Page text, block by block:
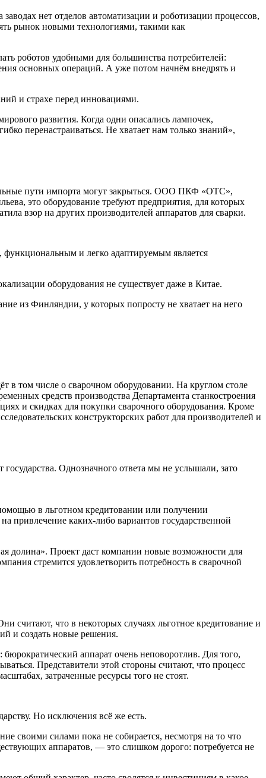
нет отделов автоматизации и роботизации процессов,
рынок новыми технологиями, такими как
роботов удобными для большинства потребителей:
основных операций. А уже потом начнём внедрять и
и страхе перед инновациями.
развития. Когда одни опасались лампочек,
перенастраиваться. Не хватает нам только знаний»,
пути импорта могут закрыться. ООО ПКФ «ОТС»,
это оборудование требуют предприятия, для которых
взор на других производителей аппаратов для сварки.
и легко адаптируемым является
оборудования не существует даже в Китае.
из Финляндии, у которых попросту не хватает на него
в том числе о сварочном оборудовании. На круглом столе
средств производства Департамента станкостроения
и скидках для покупки сварочного оборудования. Кроме
конструкторских работ для производителей и
Однозначного ответа мы не услышали, зато
в льготном кредитовании или получении
привлечение каких-либо вариантов государственной
долина». Проект даст компании новые возможности для
стремится удовлетворить потребность в сварочной
считают, что в некоторых случаях льготное кредитование и
и создать новые решения.
аппарат очень неповоротлив. Для того,
Представители этой стороны считают, что процесс
затраченные ресурсы того не стоят.
Но исключения всё же есть.
своими силами пока не собирается, несмотря на то что
аппаратов, — это слишком дорого: потребуется не